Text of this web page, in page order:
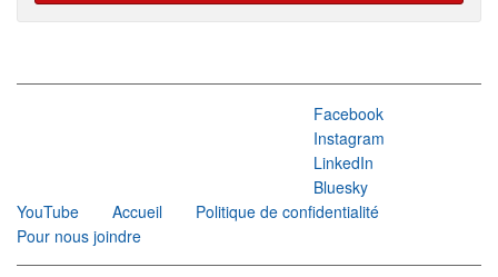
Facebook
Instagram
LinkedIn
Bluesky
YouTube
Accueil
Politique de confidentialité
Pour nous joindre